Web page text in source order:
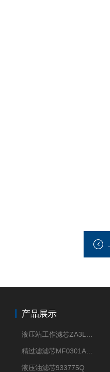
产品展示
液压油滤芯933775Q